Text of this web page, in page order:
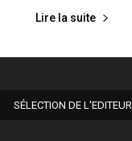
Lire la suite
SÉLECTION DE L'EDITEUR